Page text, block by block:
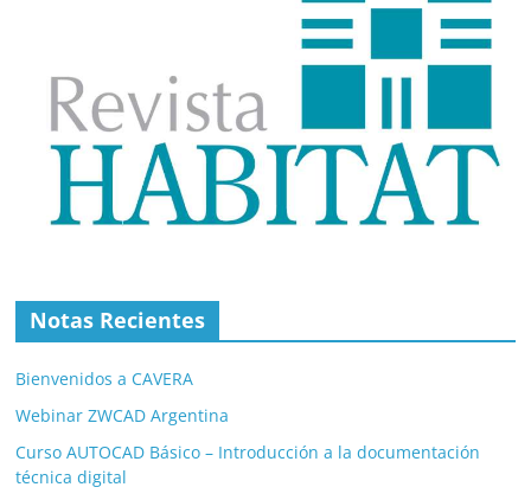
Notas Recientes
Bienvenidos a CAVERA
Webinar ZWCAD Argentina
Curso AUTOCAD Básico – Introducción a la documentación
técnica digital